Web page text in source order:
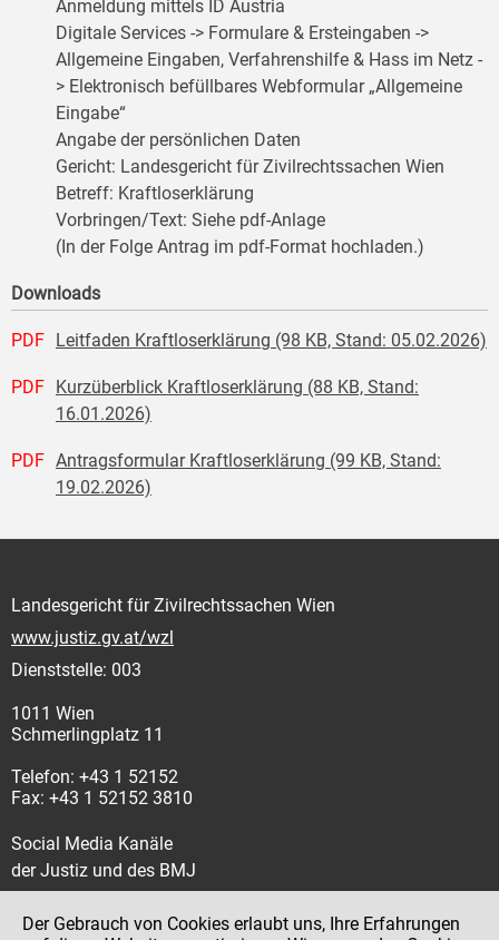
Anmeldung mittels ID Austria
Digitale Services -> Formulare & Ersteingaben ->
Allgemeine Eingaben, Verfahrenshilfe & Hass im Netz -
> Elektronisch befüllbares Webformular „Allgemeine
Eingabe“
Angabe der persönlichen Daten
Gericht: Landesgericht für Zivilrechtssachen Wien
Betreff: Kraftloserklärung
Vorbringen/Text: Siehe pdf-Anlage
(In der Folge Antrag im pdf-Format hochladen.)
Downloads
PDF Leitfaden Kraftloserklärung (98 KB, Stand: 05.02.2026)
PDF
Kurzüberblick Kraftloserklärung (88 KB, Stand:
16.01.2026)
PDF Antragsformular Kraftloserklärung (99 KB, Stand:
19.02.2026)
Landesgericht für Zivilrechtssachen Wien
www.justiz.gv.at/wzl
Dienststelle: 003
1011 Wien
Schmerlingplatz 11
Telefon: +43 1 52152
Fax: +43 1 52152 3810
Social Media Kanäle
der Justiz und des BMJ
Der Gebrauch von Cookies erlaubt uns, Ihre Erfahrungen